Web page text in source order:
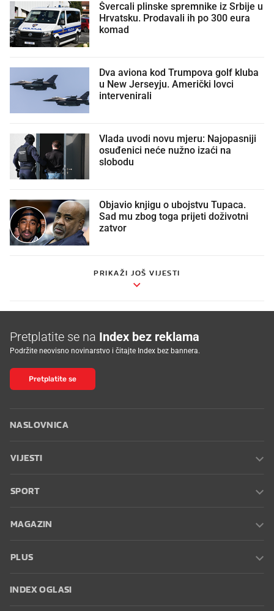
Švercali plinske spremnike iz Srbije u
Hrvatsku. Prodavali ih po 300 eura
komad
Dva aviona kod Trumpova golf kluba
u New Jerseyju. Američki lovci
intervenirali
Vlada uvodi novu mjeru: Najopasniji
osuđenici neće nužno izaći na
slobodu
Objavio knjigu o ubojstvu Tupaca.
Sad mu zbog toga prijeti doživotni
zatvor
PRIKAŽI JOŠ VIJESTI
Pretplatite se na Index bez reklama
Podržite neovisno novinarstvo i čitajte Index bez bannera.
Pretplatite se
NASLOVNICA
VIJESTI
SPORT
MAGAZIN
PLUS
INDEX OGLASI